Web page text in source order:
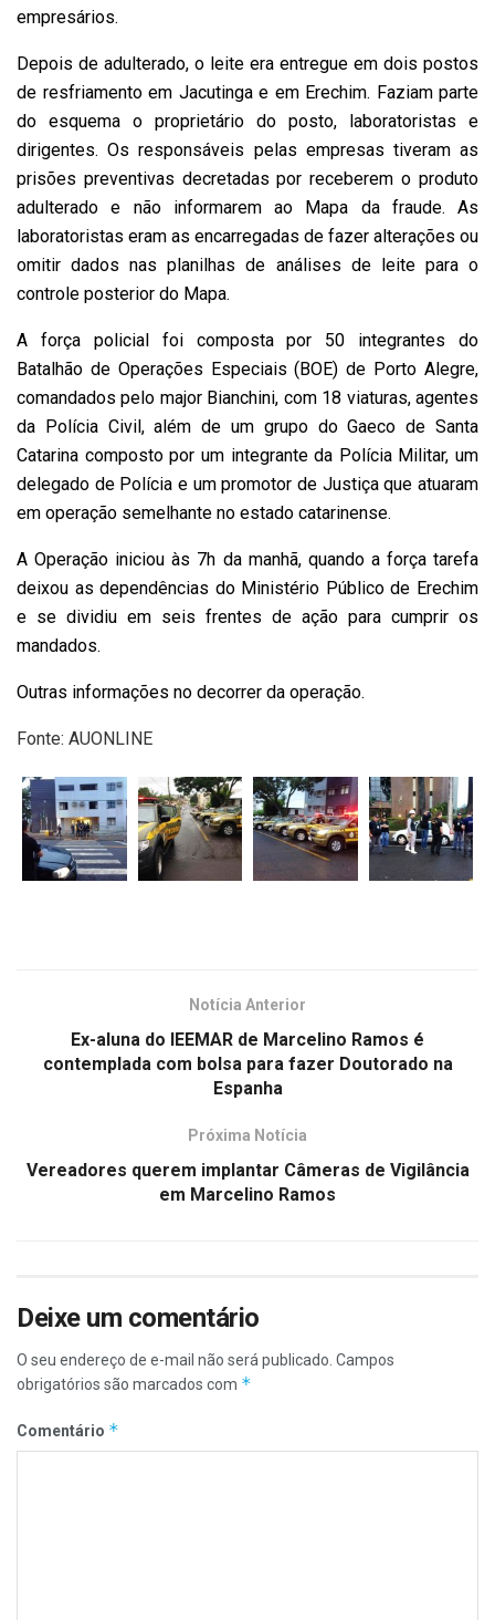
empresários.
Depois de adulterado, o leite era entregue em dois postos
de resfriamento em Jacutinga e em Erechim. Faziam parte
do esquema o proprietário do posto, laboratoristas e
dirigentes. Os responsáveis pelas empresas tiveram as
prisões preventivas decretadas por receberem o produto
adulterado e não informarem ao Mapa da fraude. As
laboratoristas eram as encarregadas de fazer alterações ou
omitir dados nas planilhas de análises de leite para o
controle posterior do Mapa.
A força policial foi composta por 50 integrantes do
Batalhão de Operações Especiais (BOE) de Porto Alegre,
comandados pelo major Bianchini, com 18 viaturas, agentes
da Polícia Civil, além de um grupo do Gaeco de Santa
Catarina composto por um integrante da Polícia Militar, um
delegado de Polícia e um promotor de Justiça que atuaram
em operação semelhante no estado catarinense.
A Operação iniciou às 7h da manhã, quando a força tarefa
deixou as dependências do Ministério Público de Erechim
e se dividiu em seis frentes de ação para cumprir os
mandados.
Outras informações no decorrer da operação.
Fonte: AUONLINE
Notícia Anterior
Ex-aluna do IEEMAR de Marcelino Ramos é
contemplada com bolsa para fazer Doutorado na
Espanha
Próxima Notícia
Vereadores querem implantar Câmeras de Vigilância
em Marcelino Ramos
Deixe um comentário
O seu endereço de e-mail não será publicado. Campos
obrigatórios são marcados com *
Comentário *